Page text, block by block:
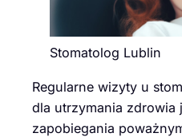
Stomatolog Lublin
Regularne wizyty u
dla utrzymania zdrowia
zapobiegania